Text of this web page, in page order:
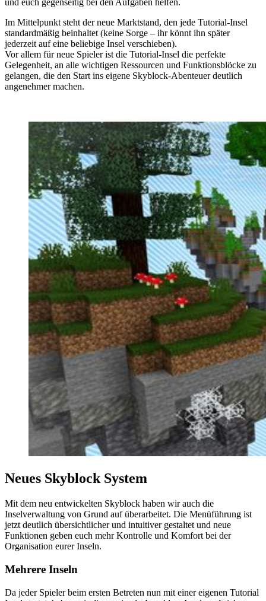
und euch gegenseitig bei den Aufgaben helfen.
Im Mittelpunkt steht der neue Marktstand, den jede Tutorial-Insel
standardmäßig beinhaltet (keine Sorge – ihr könnt ihn später
jederzeit auf eine beliebige Insel verschieben).
Vor allem für neue Spieler ist die Tutorial-Insel die perfekte
Gelegenheit, an alle wichtigen Ressourcen und Funktionsblöcke zu
gelangen, die den Start ins eigene Skyblock-Abenteuer deutlich
angenehmer machen.
Neues Skyblock System
Mit dem neu entwickelten Skyblock haben wir auch die
Inselverwaltung von Grund auf überarbeitet. Die Menüführung ist
jetzt deutlich übersichtlicher und intuitiver gestaltet und neue
Funktionen geben euch mehr Kontrolle und Komfort bei der
Organisation eurer Inseln.
Mehrere Inseln
Da jeder Spieler beim ersten Betreten nun mit einer eigenen Tutorial